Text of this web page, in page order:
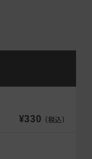
¥330
（税込）